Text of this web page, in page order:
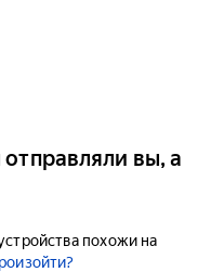
вы, а
похожи на